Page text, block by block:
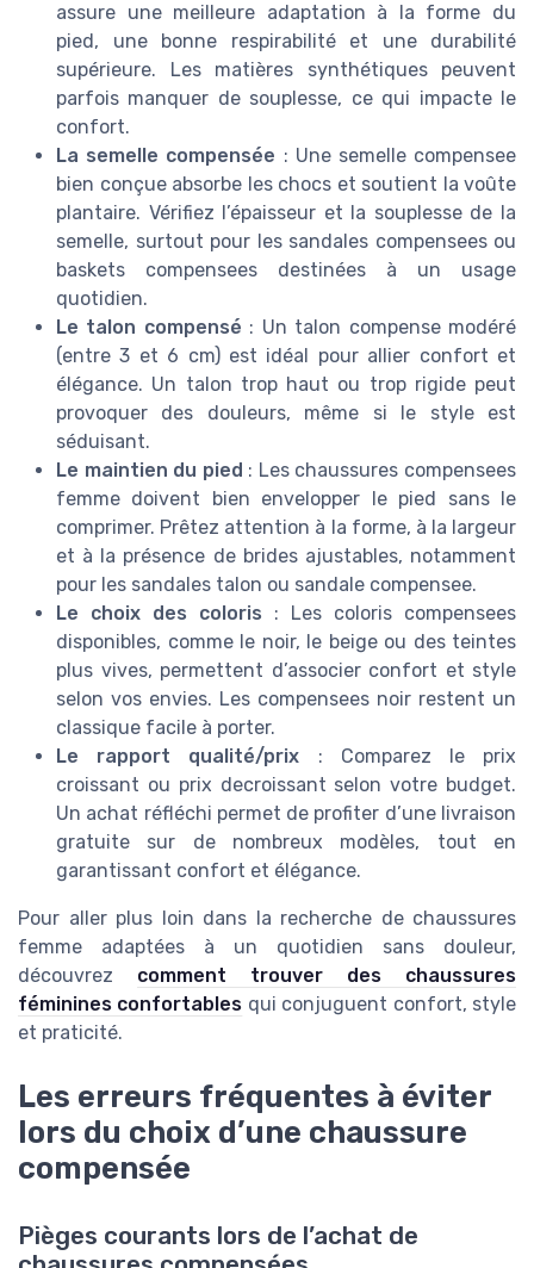
assure une meilleure adaptation à la forme du
pied, une bonne respirabilité et une durabilité
supérieure. Les matières synthétiques peuvent
parfois manquer de souplesse, ce qui impacte le
confort.
La semelle compensée : Une semelle compensee
bien conçue absorbe les chocs et soutient la voûte
plantaire. Vérifiez l’épaisseur et la souplesse de la
semelle, surtout pour les sandales compensees ou
baskets compensees destinées à un usage
quotidien.
Le talon compensé : Un talon compense modéré
(entre 3 et 6 cm) est idéal pour allier confort et
élégance. Un talon trop haut ou trop rigide peut
provoquer des douleurs, même si le style est
séduisant.
Le maintien du pied : Les chaussures compensees
femme doivent bien envelopper le pied sans le
comprimer. Prêtez attention à la forme, à la largeur
et à la présence de brides ajustables, notamment
pour les sandales talon ou sandale compensee.
Le choix des coloris : Les coloris compensees
disponibles, comme le noir, le beige ou des teintes
plus vives, permettent d’associer confort et style
selon vos envies. Les compensees noir restent un
classique facile à porter.
Le rapport qualité/prix : Comparez le prix
croissant ou prix decroissant selon votre budget.
Un achat réfléchi permet de profiter d’une livraison
gratuite sur de nombreux modèles, tout en
garantissant confort et élégance.
Pour aller plus loin dans la recherche de chaussures
femme adaptées à un quotidien sans douleur,
découvrez comment trouver des chaussures
féminines confortables qui conjuguent confort, style
et praticité.
Les erreurs fréquentes à éviter
lors du choix d’une chaussure
compensée
Pièges courants lors de l’achat de